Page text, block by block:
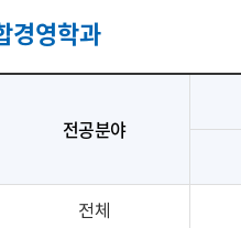
경영학과
전공분야
전체